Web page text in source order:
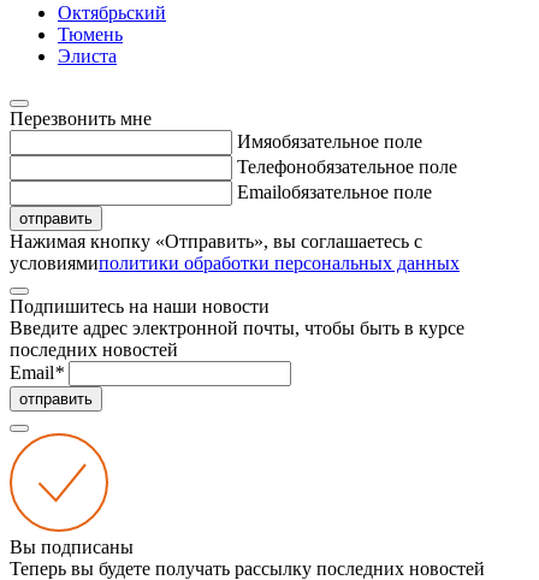
Октябрьский
Тюмень
Элиста
Перезвонить мне
Имяобязательное поле
Телефонобязательное поле
Emailобязательное поле
отправить
Нажимая кнопку «Отправить», вы соглашаетесь с
условиямиполитики обработки персональных данных
Подпишитесь на наши новости
Введите адрес электронной почты, чтобы быть в курсе
последних новостей
Email*
отправить
Вы подписаны
Теперь вы будете получать рассылку последних новостей